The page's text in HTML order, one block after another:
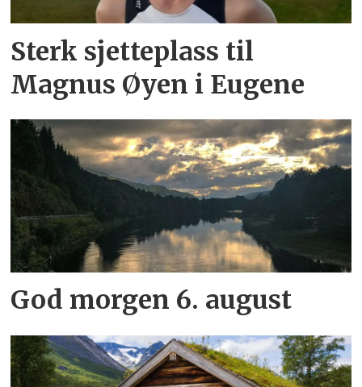
Sterk sjetteplass til
Magnus Øyen i Eugene
God morgen 6. august